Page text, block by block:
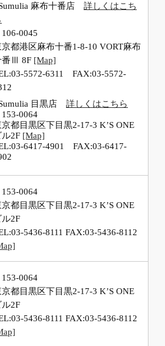
麻布十番店 詳しくはこち
106-0045
京都港区麻布十番1-8-10 VORT麻布
番Ⅲ 8F [Map]
5572-6311 FAX:03-5572-
目黒店 詳しくはこちら
153-0064
都目黒区下目黒2-17-3 K’S ONE
ル2F [Map]
6417-4901 FAX:03-6417-
153-0064
都目黒区下目黒2-17-3 K’S ONE
ル2F
5436-8111 FAX:03-5436-8112
153-0064
都目黒区下目黒2-17-3 K’S ONE
ル2F
5436-8111 FAX:03-5436-8112